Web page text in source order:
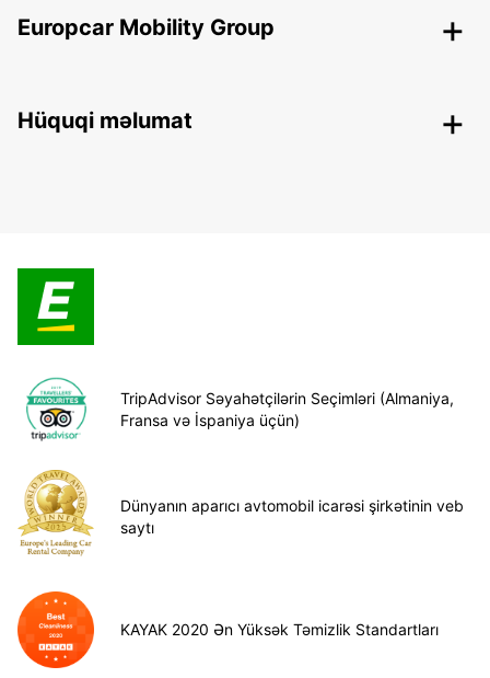
Europcar Mobility Group
Hüquqi məlumat
TripAdvisor Səyahətçilərin Seçimləri (Almaniya,
Fransa və İspaniya üçün)
Dünyanın aparıcı avtomobil icarəsi şirkətinin veb
saytı
KAYAK 2020 Ən Yüksək Təmizlik Standartları